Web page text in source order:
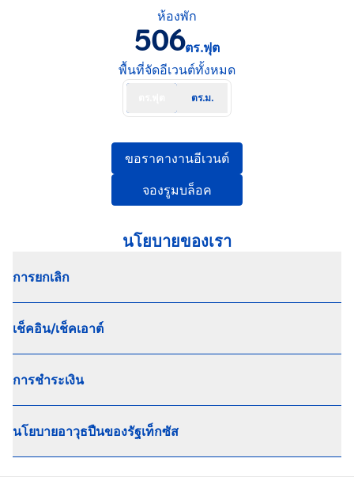
ห้องพัก
506ตร.ฟุต
ตารางฟุต
พื้นที่จัดอีเวนต์ทั้งหมด
ตร.ม.
ขอราคางานอีเวนต์เปิดแท็บใหม่
จองรูมบล็อค
นโยบายของเรา
การยกเลิก
เช็คอิน/เช็คเอาต์
การชำระเงิน
นโยบายอาวุธปืนของรัฐเท็กซัส